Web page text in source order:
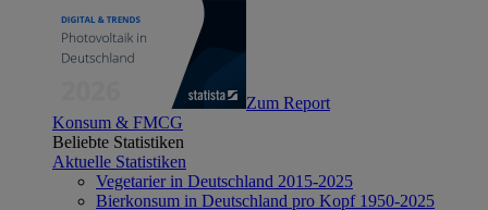
Zum Report
Konsum & FMCG
Beliebte Statistiken
Aktuelle Statistiken
Vegetarier in Deutschland 2015-2025
Bierkonsum in Deutschland pro Kopf 1950-2025